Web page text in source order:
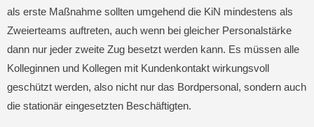
als erste Maßnahme sollten umgehend die KiN mindestens als
Zweierteams auftreten, auch wenn bei gleicher Personalstärke
dann nur jeder zweite Zug besetzt werden kann. Es müssen alle
Kolleginnen und Kollegen mit Kundenkontakt wirkungsvoll
geschützt werden, also nicht nur das Bordpersonal, sondern auch
die stationär eingesetzten Beschäftigten.